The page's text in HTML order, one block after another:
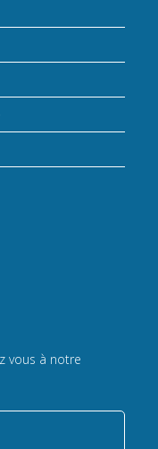
vous à notre